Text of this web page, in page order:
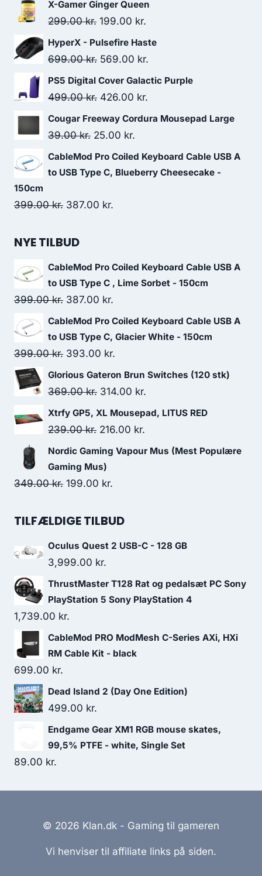
X-Gamer Ginger Queen
299.00kr. Original
price
was:
199.00 kr.
price
is:
HyperX - Pulsefire Haste
699.00kr. Original
price
was:
569.00 kr.
price
PS5 Digital Cover Galactic Purple
499.00kr. Original
price
was:
426.00 kr.
price
Cougar Freeway Cordura Mousepad Large
39.00kr. Original
price
was:
25.00 kr.
price
is:
CableMod Pro Coiled Keyboard Cable USB A
to USB Type C, Blueberry Cheesecake -
150cm
399.00kr. Original
was:
387.00 kr.
NYE TILBUD
CableMod Pro Coiled Keyboard Cable USB A
to USB Type C , Lime Sorbet - 150cm
399.00kr. Original
price
was:
399.00 kr..
387.00 kr.
price
is:
CableMod Pro Coiled Keyboard Cable USB A
to USB Type C, Glacier White - 150cm
399.00kr. Original
price
was:
393.00 kr.
price
is:
Glorious Gateron Brun Switches (120 stk)
369.00kr. Original
price
was:
314.00 kr.
price
314.00 kr..
Xtrfy GP5, XL Mousepad, LITUS RED
239.00kr. Original
price
was:
239.00 kr..
216.00 kr.
price
Nordic Gaming Vapour Mus (Mest Populære
Gaming Mus)
349.00kr. Original
was:
199.00 kr.
is:
TILFÆLDIGE TILBUD
Oculus Quest 2 USB-C - 128 GB
3,999.00 kr.
ThrustMaster T128 Rat og pedalsæt PC Sony
PlayStation 5 Sony PlayStation 4
1,739.00 kr.
CableMod PRO ModMesh C-Series AXi, HXi
RM Cable Kit - black
699.00 kr.
Dead Island 2 (Day One Edition)
499.00 kr.
Endgame Gear XM1 RGB mouse skates,
99,5% PTFE - white, Single Set
89.00 kr.
© 2026 Klan.dk - Gaming til gameren
Vi henviser til affiliate links på siden.